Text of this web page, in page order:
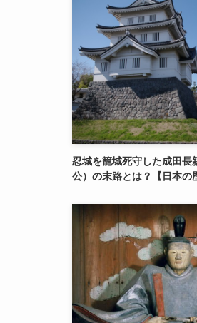
忍城を籠城死守した成田長
公）の末路とは？【日本の